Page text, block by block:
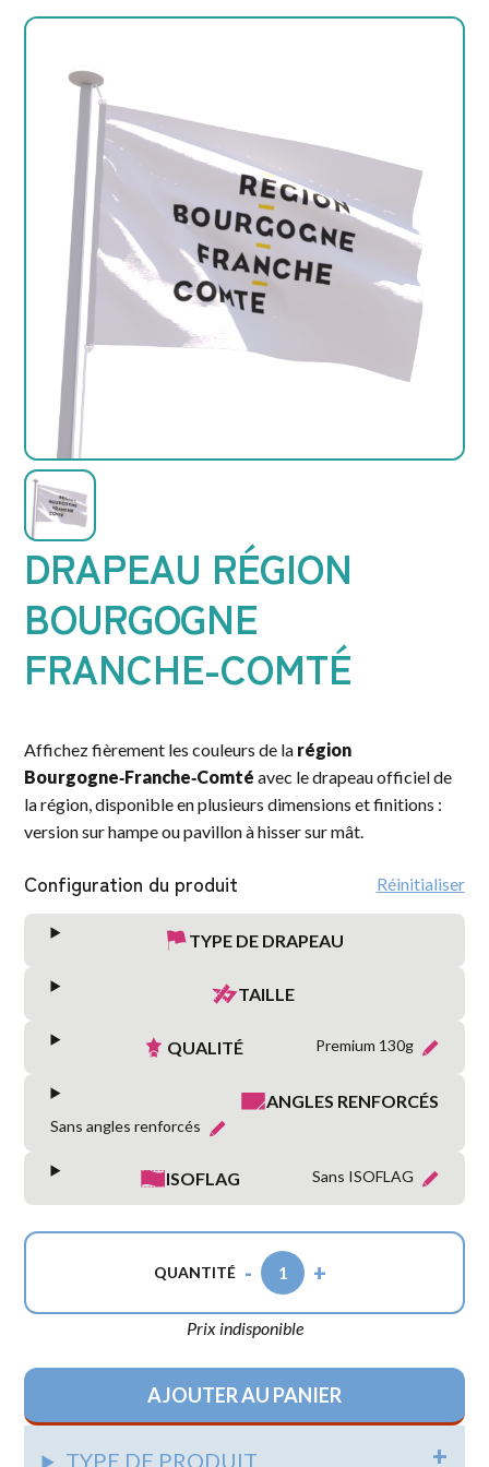
DRAPEAU RÉGION
BOURGOGNE
FRANCHE-COMTÉ
Affichez fièrement les couleurs de la région
Bourgogne‑Franche‑Comté avec le drapeau officiel de
la région, disponible en plusieurs dimensions et finitions :
version sur hampe ou pavillon à hisser sur mât.
Configuration du produit Réinitialiser
TYPE DE DRAPEAU
TAILLE
QUALITÉ Premium 130g
ANGLES RENFORCÉS
Sans angles renforcés
ISOFLAG Sans ISOFLAG
QUANTITÉ - 1 +
Prix indisponible
AJOUTER AU PANIER
TYPE DE PRODUIT